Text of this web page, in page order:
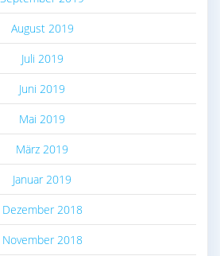
August 2019
Juli 2019
Juni 2019
Mai 2019
März 2019
Januar 2019
Dezember 2018
November 2018